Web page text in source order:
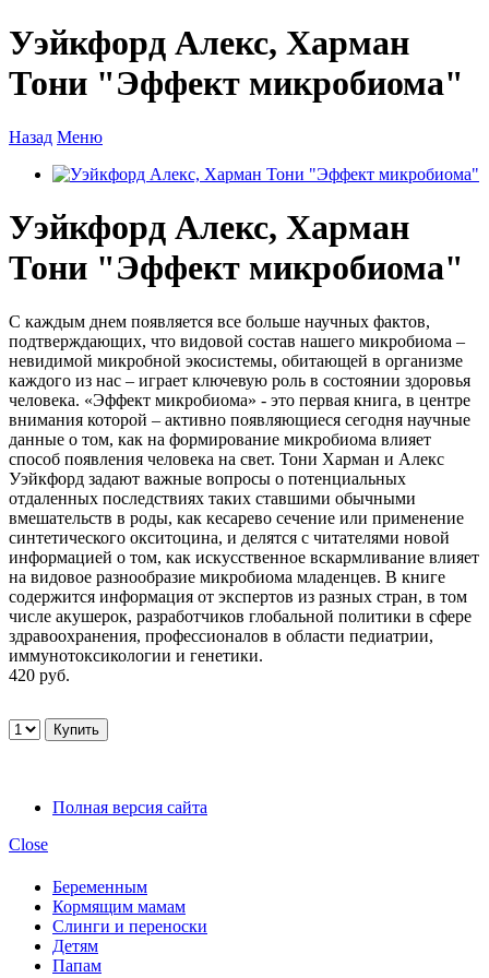
Уэйкфорд Алекс, Харман
Тони "Эффект микробиома"
Назад Меню
Уэйкфорд Алекс, Харман
Тони "Эффект микробиома"
С каждым днем появляется все больше научных фактов,
подтверждающих, что видовой состав нашего микробиома –
невидимой микробной экосистемы, обитающей в организме
каждого из нас – играет ключевую роль в состоянии здоровья
человека. «Эффект микробиома» - это первая книга, в центре
внимания которой – активно появляющиеся сегодня научные
данные о том, как на формирование микробиома влияет
способ появления человека на свет. Тони Харман и Алекс
Уэйкфорд задают важные вопросы о потенциальных
отдаленных последствиях таких ставшими обычными
вмешательств в роды, как кесарево сечение или применение
синтетического окситоцина, и делятся с читателями новой
информацией о том, как искусственное вскармливание влияет
на видовое разнообразие микробиома младенцев. В книге
содержится информация от экспертов из разных стран, в том
числе акушерок, разработчиков глобальной политики в сфере
здравоохранения, профессионалов в области педиатрии,
иммунотоксикологии и генетики.
420 руб.
Полная версия сайта
Close
Беременным
Кормящим мамам
Слинги и переноски
Детям
Папам